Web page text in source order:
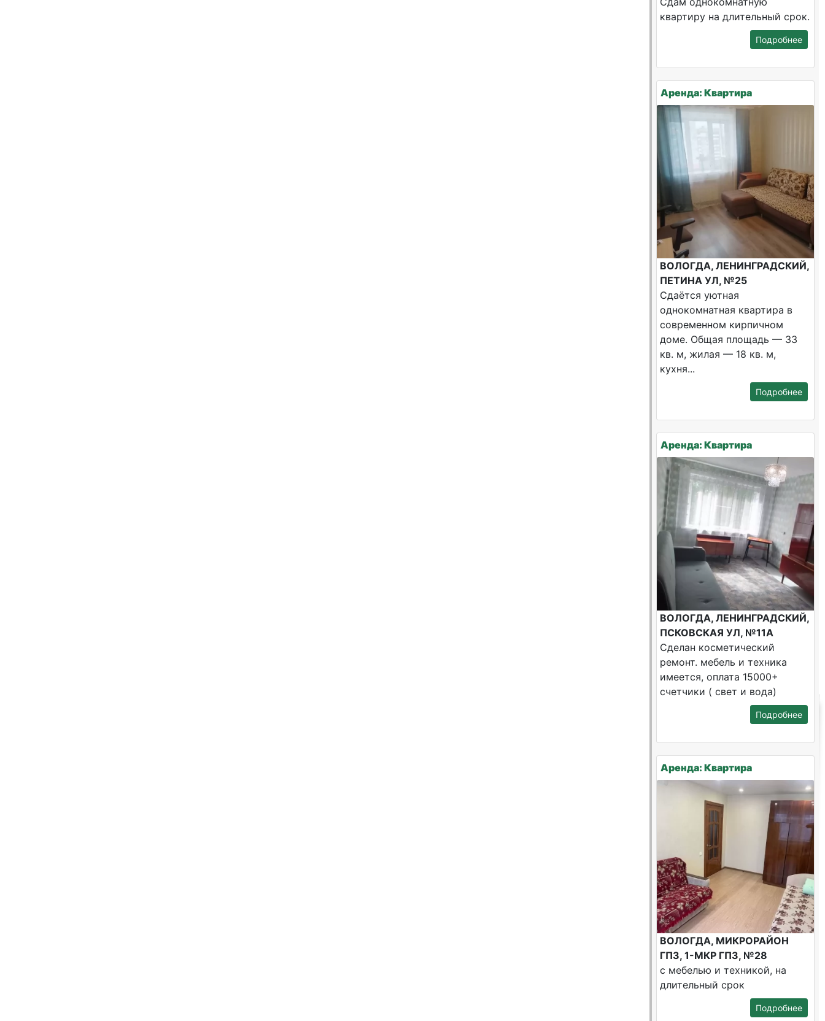
квартиру на длительный срок.
Подробнее
Аренда: Квартира
ВОЛОГДА, ЛЕНИНГРАДСКИЙ,
ПЕТИНА УЛ, №25
Сдаётся уютная
однокомнатная квартира в
современном кирпичном
доме. Общая площадь — 33
кв. м, жилая — 18 кв. м,
кухня...
Подробнее
Аренда: Квартира
ВОЛОГДА, ЛЕНИНГРАДСКИЙ,
ПСКОВСКАЯ УЛ, №11А
Сделан косметический
ремонт. мебель и техника
имеется, оплата 15000+
счетчики ( свет и вода)
Подробнее
Аренда: Квартира
ВОЛОГДА, МИКРОРАЙОН
ГПЗ, 1-МКР ГПЗ, №28
с мебелью и техникой, на
длительный срок
Подробнее